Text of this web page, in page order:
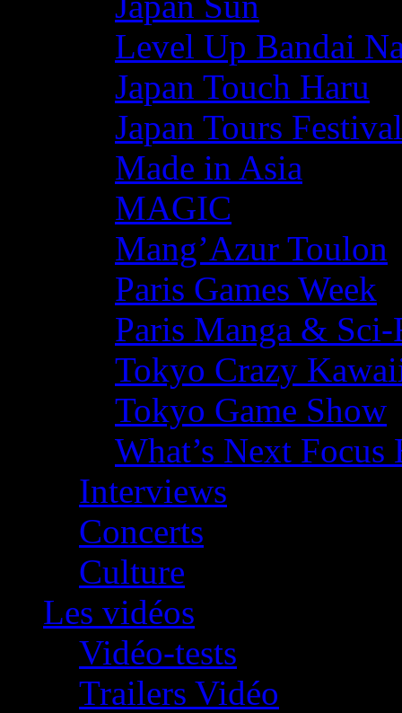
Level Up Bandai
Japan Touch Haru
Japan Tours Festival
Made in Asia
MAGIC
Mang’Azur Toulon
Paris Games Week
Paris Manga &
Tokyo Crazy
Tokyo Game Show
What’s Next
Interviews
Concerts
Culture
Les vidéos
Vidéo-tests
Trailers Vidéo